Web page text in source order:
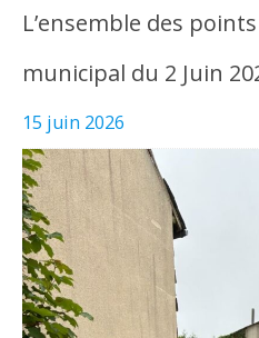
L’ensemble des
municipal du 2 Juin
15 juin 2026